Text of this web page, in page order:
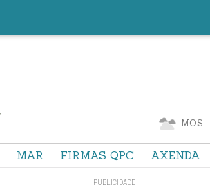
MOS
MAR FIRMAS QPC AXENDA